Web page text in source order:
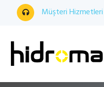
Müşteri Hizmetleri